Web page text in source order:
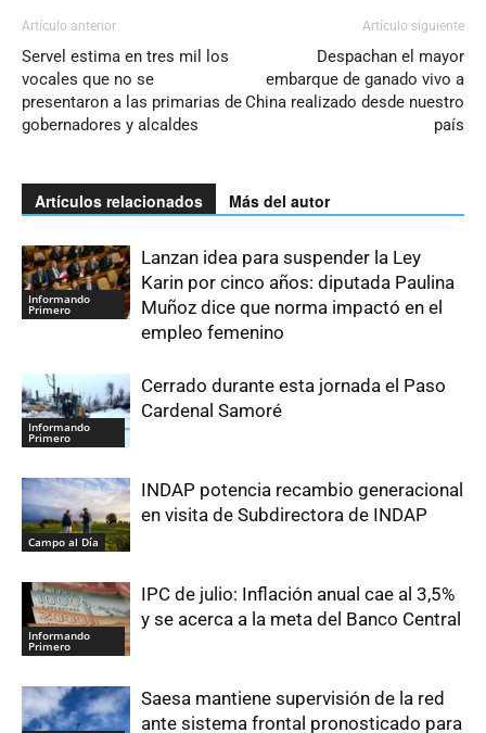
Artículo anterior
Servel estima en tres mil los
vocales que no se
presentaron a las primarias de
gobernadores y alcaldes
Artículo siguiente
Despachan el mayor
embarque de ganado vivo a
China realizado desde nuestro
país
Artículos relacionados Más del autor
Informando
Primero
Lanzan idea para suspender la Ley
Karin por cinco años: diputada Paulina
Muñoz dice que norma impactó en el
empleo femenino
Informando
Primero
Cerrado durante esta jornada el Paso
Cardenal Samoré
Campo al Día
INDAP potencia recambio generacional
en visita de Subdirectora de INDAP
Informando
Primero
IPC de julio: Inflación anual cae al 3,5%
y se acerca a la meta del Banco Central
Saesa mantiene supervisión de la red
ante sistema frontal pronosticado para